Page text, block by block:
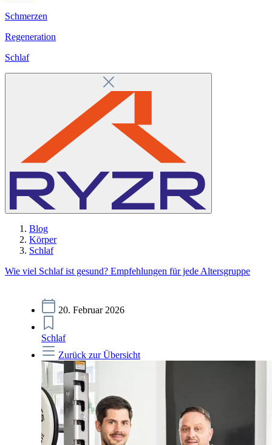
Schmerzen
Regeneration
Schlaf
Blog
Körper
Schlaf
Wie viel Schlaf ist gesund? Empfehlungen für jede Altersgruppe
20. Februar 2026
Schlaf
Zurück zur Übersicht